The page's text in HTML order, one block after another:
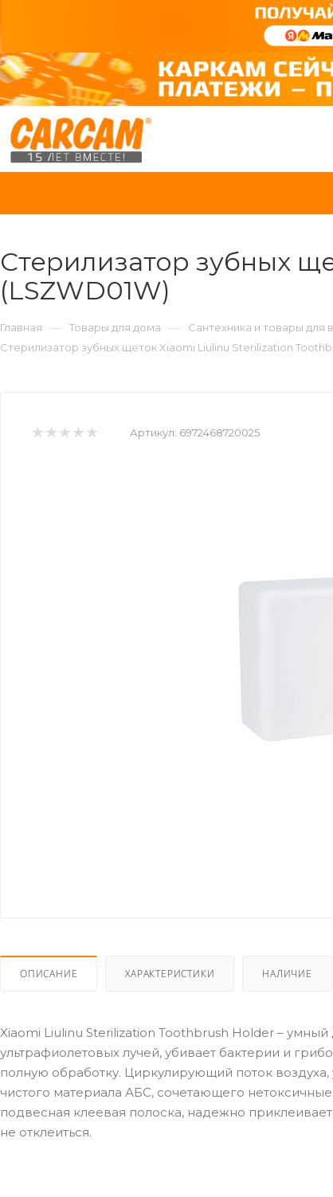
Стерилизатор зубных
(LSZWD01W)
Главная — Товары для дома — Сантехника и товары для
Стерилизатор зубных щеток Xiaomi Liulinu Sterilization
Артикул: 6972468720025
ОПИСАНИЕ ХАРАКТЕРИСТИКИ НАЛИЧИЕ
Xiaomi Liulinu Sterilization Toothbrush Holder –
ультрафиолетовых лучей, убивает бактерии и
полную обработку. Циркулирующий поток воздуха,
чистого материала АБС, сочетающего
подвесная клеевая полоска, надежно
не отклеиться.